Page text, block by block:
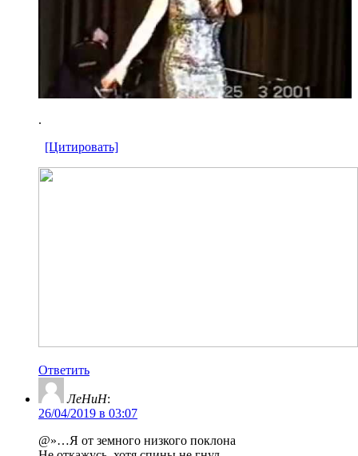
.
[Цитировать]
Ответить
ЛеНиН:
26/04/2019 в 03:07
@»…Я от земного низкого поклона